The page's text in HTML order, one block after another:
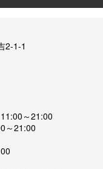
2-1-1
～21:00
～21:00